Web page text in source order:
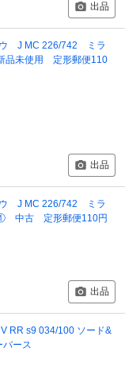
出品
J MC 226/742 ミラ
未使用 定形郵便110
出品
J MC 226/742 ミラ
中古 定形郵便110円
出品
RR s9 034/100 ソード&
バース